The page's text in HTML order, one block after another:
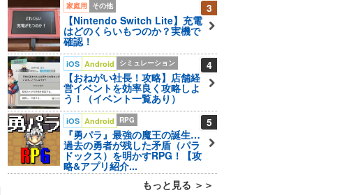
3
家庭用 その他
【Nintendo Switch Lite】充電
はどのくらいもつのか？実機で
確認！
4
iOS Android シミュレーション
【おねがい社長！攻略】店舗経
営イベントを効率良く攻略しよ
う！（イベント一覧あり）
5
iOS Android RPG
『勇パラ』最強の魔王の誕生…
過去の勇者が残した矛盾（パラ
ドックス）を明かすRPG！【攻
略&アプリ紹介...
もっと見る ＞＞